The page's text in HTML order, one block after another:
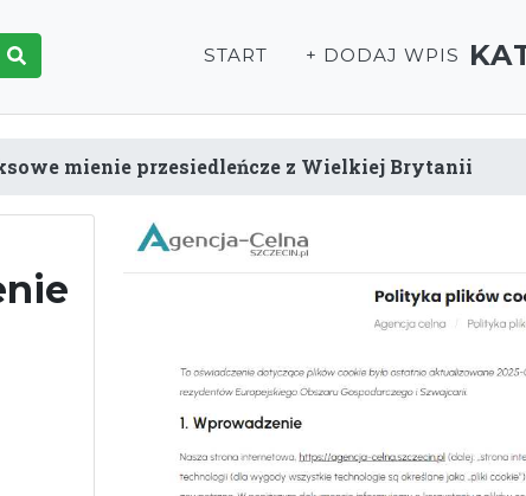
START + DODAJ WPIS
mienie przesiedleńcze z Wielkiej Brytanii